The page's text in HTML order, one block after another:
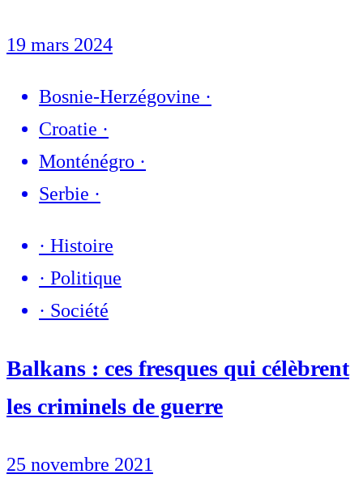
19 mars 2024
Bosnie-Herzégovine ·
Croatie ·
Monténégro ·
Serbie ·
· Histoire
· Politique
· Société
Balkans : ces fresques qui célèbrent
les criminels de guerre
25 novembre 2021